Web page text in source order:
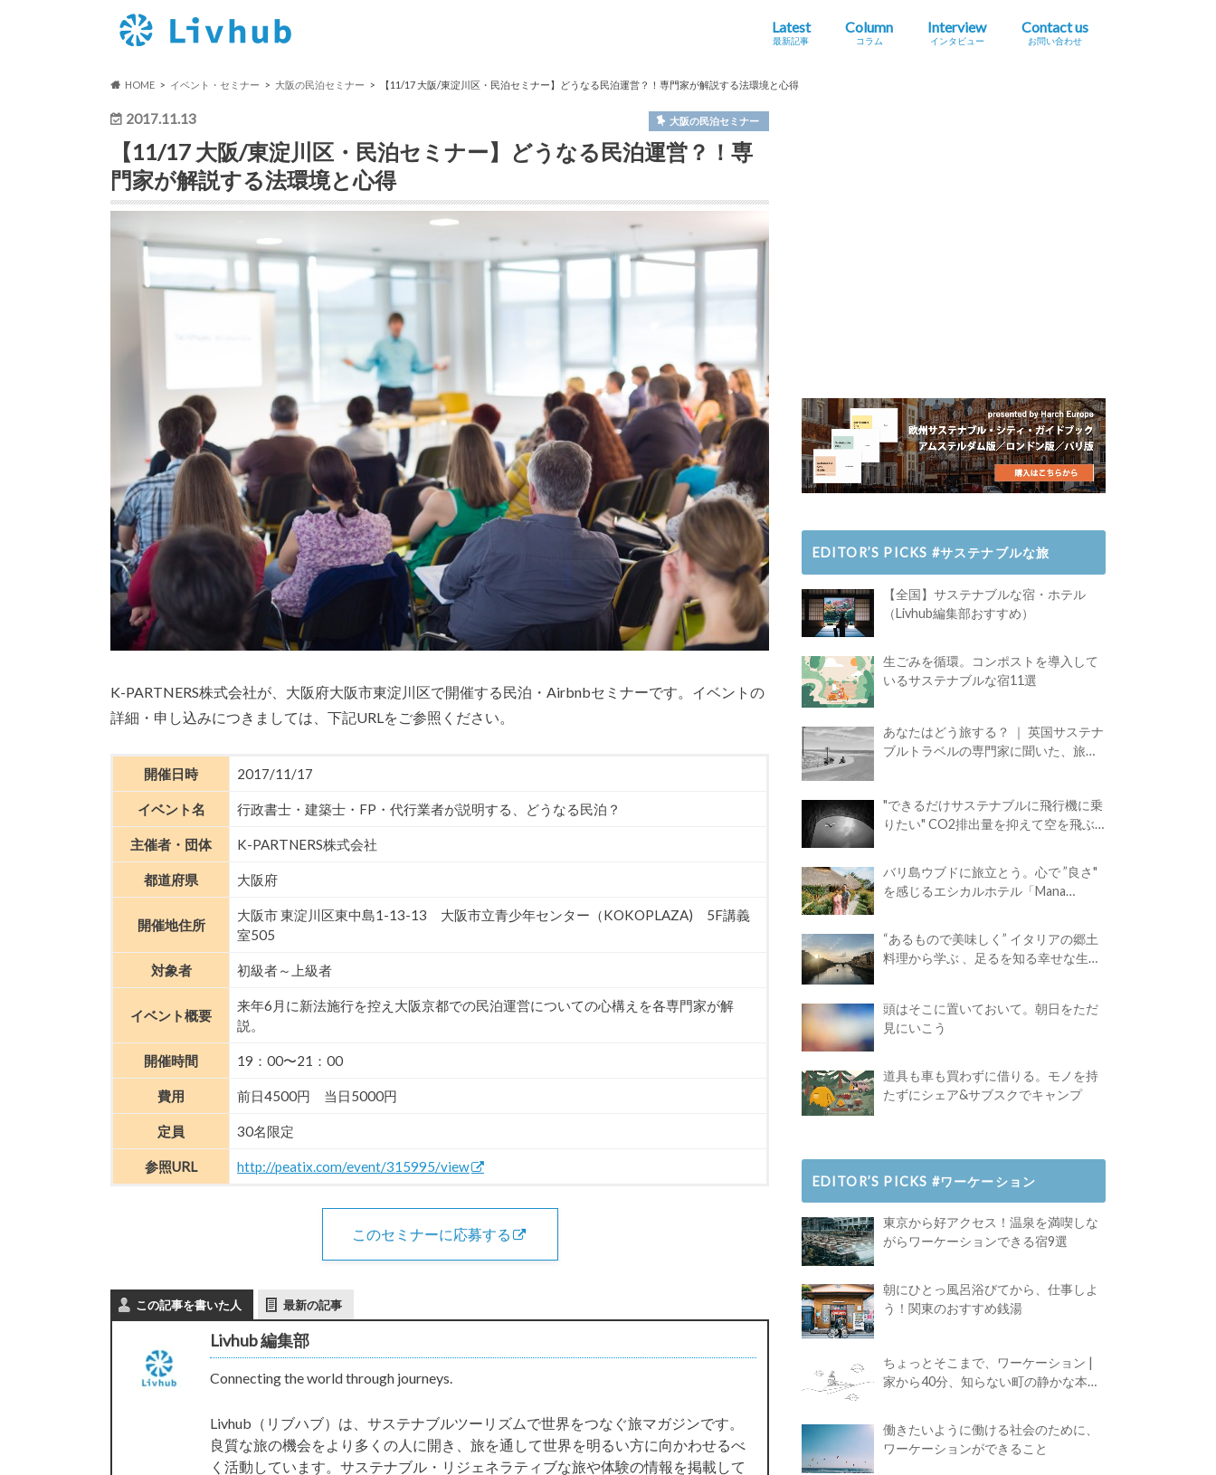
Latest
最新記事
Column
コラム
Interview
インタビュー
Contact us
お問い合わせ
HOME イベント・セミナー 大阪の民泊セミナー 【11/17 大阪/東淀川区・民泊セミナー】どうなる民泊運営？！専門家が解説する法環境と心得
2017.11.13 大阪の民泊セミナー
【11/17 大阪/東淀川区・民泊セミナー】どうなる民泊運営？！専
門家が解説する法環境と心得
K-PARTNERS株式会社が、大阪府大阪市東淀川区で開催する民泊・Airbnbセミナーです。イベントの
詳細・申し込みにつきましては、下記URLをご参照ください。
開催日時 2017/11/17
イベント名 行政書士・建築士・FP・代行業者が説明する、どうなる民泊？
主催者・団体 K-PARTNERS株式会社
都道府県 大阪府
開催地住所
大阪市 東淀川区東中島1-13-13 大阪市立青少年センター（KOKOPLAZA) 5F講義
室505
対象者 初級者～上級者
イベント概要
来年6月に新法施行を控え大阪京都での民泊運営についての心構えを各専門家が解
説。
開催時間 19：00〜21：00
費用 前日4500円 当日5000円
定員 30名限定
参照URL http://peatix.com/event/315995/view
このセミナーに応募する
この記事を書いた人 最新の記事
Livhub 編集部
Connecting the world through journeys.
Livhub（リブハブ）は、サステナブルツーリズムで世界をつなぐ旅マガジンです。
良質な旅の機会をより多くの人に開き、旅を通して世界を明るい方に向かわせるべ
く活動しています。サステナブル・リジェネラティブな旅や体験の情報を掲載して
EDITOR’S PICKS #サステナブルな旅
【全国】サステナブルな宿・ホテル
（Livhub編集部おすすめ）
生ごみを循環。コンポストを導入して
いるサステナブルな宿11選
あなたはどう旅する？ ｜ 英国サステナ
ブルトラベルの専門家に聞いた、旅の
"できるだけサステナブルに飛行機に乗
りたい" CO2排出量を抑えて空を飛ぶ
バリ島ウブドに旅立とう。心で ”良さ"
を感じるエシカルホテル「Mana
“あるもので美味しく” イタリアの郷土
料理から学ぶ 、足るを知る幸せな生き
頭はそこに置いておいて。朝日をただ
見にいこう
道具も車も買わずに借りる。モノを持
たずにシェア&サブスクでキャンプ
EDITOR’S PICKS #ワーケーション
東京から好アクセス！温泉を満喫しな
がらワーケーションできる宿9選
朝にひとっ風呂浴びてから、仕事しよ
う！関東のおすすめ銭湯
ちょっとそこまで、ワーケーション |
家から40分、知らない町の静かな本屋
働きたいように働ける社会のために、
ワーケーションができること